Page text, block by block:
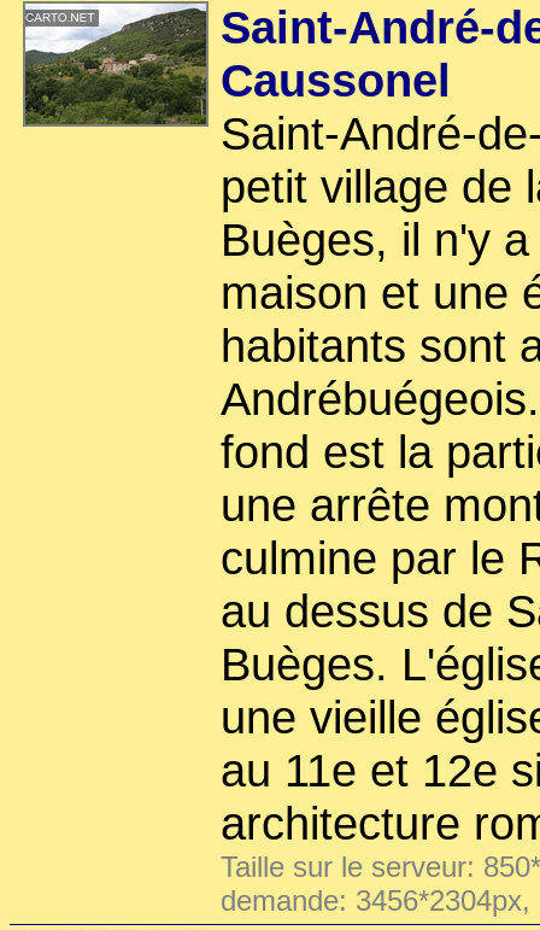
Saint-André-
Caussonel
Saint-André-
petit village de
Buèges, il n'y
maison et une
habitants sont
fond est la
une arrête
culmine par le
au dessus de
Buèges.
une vieille
au 11e et 12e
architecture
Taille sur le serveur:
demande: